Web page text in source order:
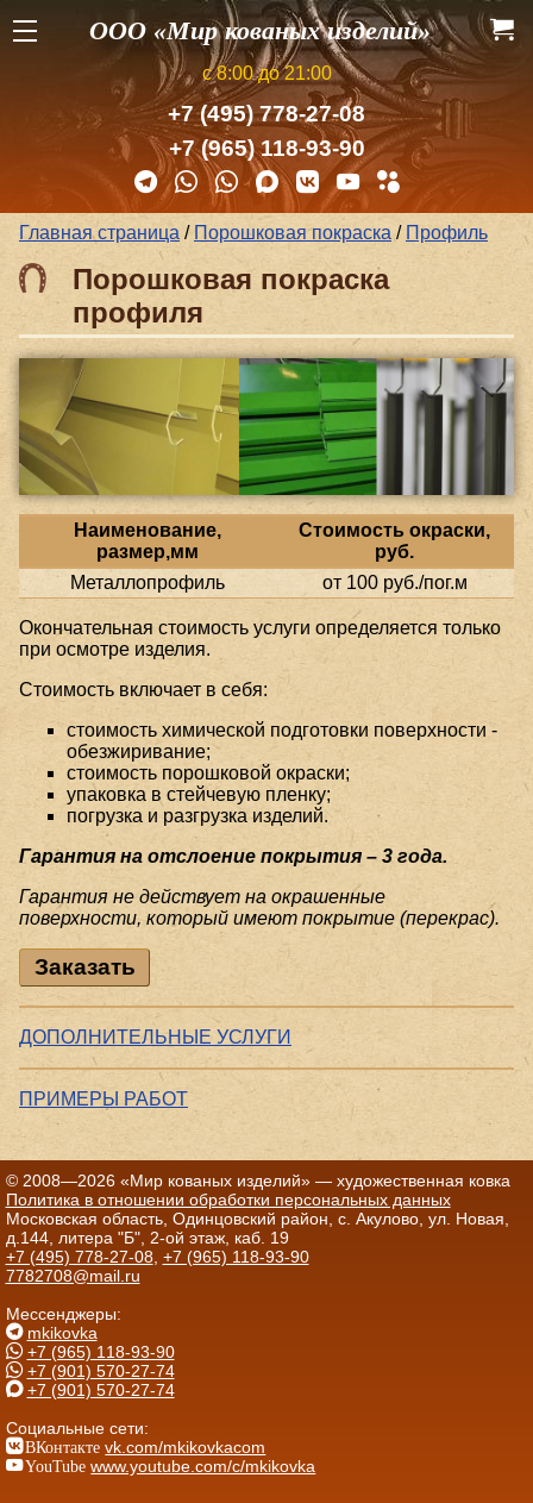
ООО «Мир кованых изделий»
с 8:00 до 21:00
+7 (495) 778-27-08
+7 (965) 118-93-90
Главная страница / Порошковая покраска / Профиль
Порошковая покраска
профиля
Наименование,
размер,мм
Стоимость окраски,
руб.
Металлопрофиль
от 100 руб./пог.м
Окончательная стоимость услуги определяется только
при осмотре изделия.
Стоимость включает в себя:
стоимость химической подготовки поверхности -
обезжиривание;
стоимость порошковой окраски;
упаковка в стейчевую пленку;
погрузка и разгрузка изделий.
Гарантия на отслоение покрытия – 3 года.
Гарантия не действует на окрашенные
поверхности, который имеют покрытие (перекрас).
Заказать
ДОПОЛНИТЕЛЬНЫЕ УСЛУГИ
ПРИМЕРЫ РАБОТ
© 2008—2026 «Мир кованых изделий» — художественная ковка
Политика в отношении обработки персональных данных
Московская область, Одинцовский район, с. Акулово, ул. Новая,
д.144, литера "Б", 2-ой этаж, каб. 19
+7 (495) 778-27-08, +7 (965) 118-93-90
7782708@mail.ru
Мессенджеры:
mkikovka
+7 (965) 118-93-90
+7 (901) 570-27-74
+7 (901) 570-27-74
Социальные сети:
ВКонтакте vk.com/mkikovkacom
YouTube www.youtube.com/c/mkikovka